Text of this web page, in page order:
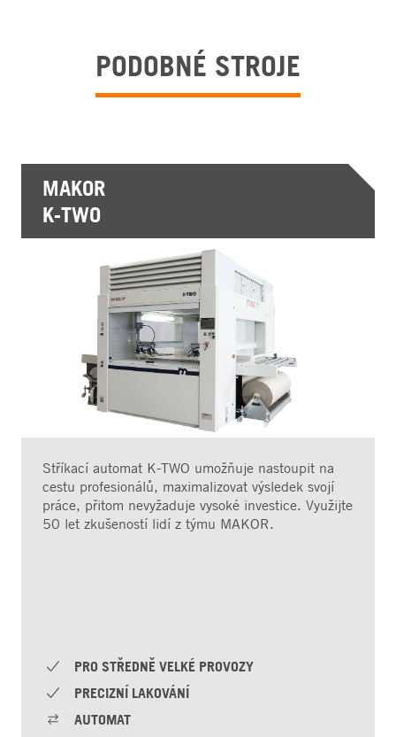
PODOBNÉ STROJE
MAKOR
K-TWO
Stříkací automat K-TWO umožňuje nastoupit na
cestu profesionálů, maximalizovat výsledek svojí
práce, přitom nevyžaduje vysoké investice. Využijte
50 let zkušeností lidí z týmu MAKOR.
PRO STŘEDNĚ VELKÉ PROVOZY
PRECIZNÍ LAKOVÁNÍ
AUTOMAT